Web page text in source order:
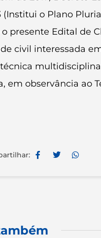
(Institui o Plano
presente Edital de
civil interessada
em observância ao